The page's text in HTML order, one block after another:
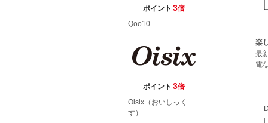
ポイント 3倍
Qoo10
ポイント 3倍
Oisix（おいしっく
す）
楽
最
電